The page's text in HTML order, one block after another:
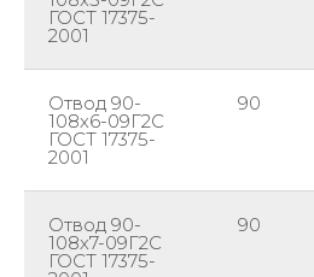
ГОСТ 17375-
2001
Отвод 90-
108х6-09Г2С
ГОСТ 17375-
2001
90
Отвод 90-
108х7-09Г2С
ГОСТ 17375-
90